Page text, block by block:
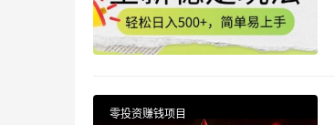
零投资赚钱项目